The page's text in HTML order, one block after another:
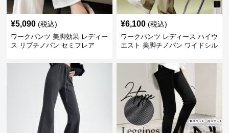
¥5,090 (税込)
ワークパンツ 美脚効果 レディー
ス リブチノパン セミフレア
¥6,100 (税込)
ワークパンツ レディース ハイウ
エスト 美脚チノパン ワイドシル